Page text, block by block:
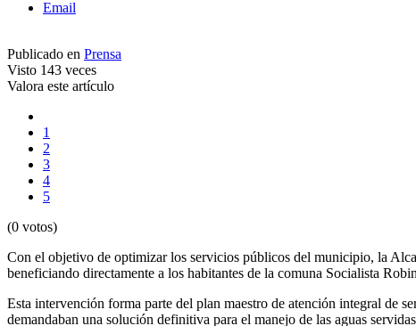
Email
Publicado en Prensa
Visto 143 veces
Valora este artículo
1
2
3
4
5
(0 votos)
Con el objetivo de optimizar los servicios públicos del municipio, la
beneficiando directamente a los habitantes de la comuna Socialista
Esta intervención forma parte del plan maestro de atención integral de
demandaban una solución definitiva para el manejo de las aguas